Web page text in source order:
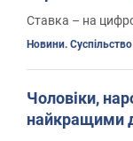
Ставка – на
Новини. Суспільство
Чоловіки,
найкращими